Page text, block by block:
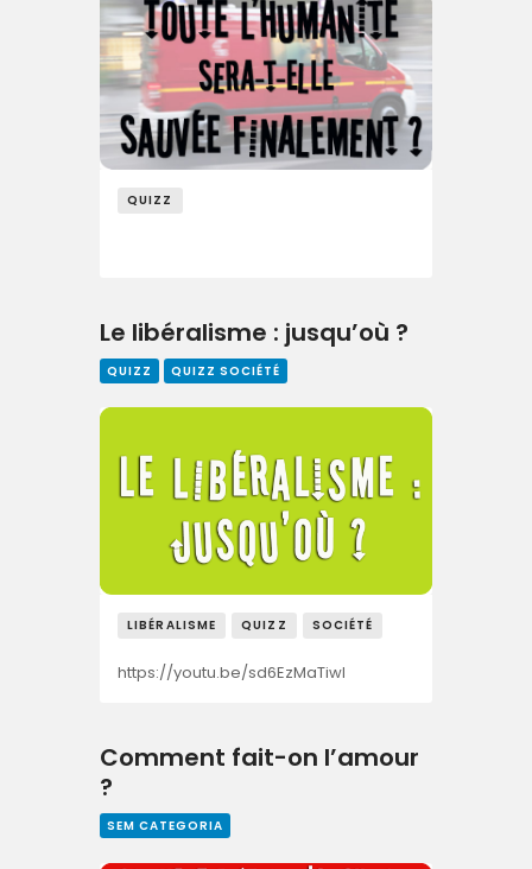
QUIZZ
Le libéralisme : jusqu’où ?
QUIZZ QUIZZ SOCIÉTÉ
LIBÉRALISME QUIZZ SOCIÉTÉ
https://youtu.be/sd6EzMaTiwI
Comment fait-on l’amour
?
SEM CATEGORIA